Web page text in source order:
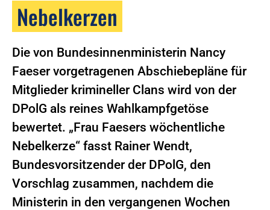
Nebelkerzen
Die von Bundesinnenministerin Nancy
Faeser vorgetragenen Abschiebepläne für
Mitglieder krimineller Clans wird von der
DPolG als reines Wahlkampfgetöse
bewertet. „Frau Faesers wöchentliche
Nebelkerze“ fasst Rainer Wendt,
Bundesvorsitzender der DPolG, den
Vorschlag zusammen, nachdem die
Ministerin in den vergangenen Wochen